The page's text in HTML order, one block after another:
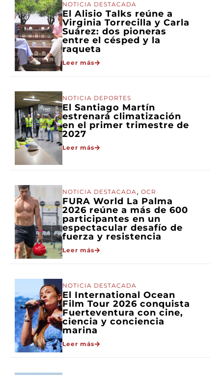
NOTICIA DESTACADA
El Alisio Talks reúne a
Virginia Torrecilla y Carla
Suárez: dos pioneras
entre el césped y la
raqueta
Leer más
NOTICIA DEPORTES
El Santiago Martín
estrenará climatización
en el primer trimestre de
2027
Leer más
NOTICIA DESTACADA, OCR
FURA World La Palma
2026 reúne a más de 600
participantes en un
espectacular desafío de
fuerza y resistencia
Leer más
NOTICIA DESTACADA
El International Ocean
Film Tour 2026 conquista
Fuerteventura con cine,
ciencia y conciencia
marina
Leer más